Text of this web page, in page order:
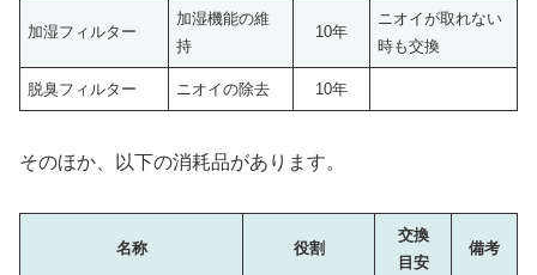
加湿フィルター
加湿機能の維
持
10年
ニオイが取れない
時も交換
脱臭フィルター ニオイの除去 10年
そのほか、以下の消耗品があります。
名称 役割
交換
目安
備考